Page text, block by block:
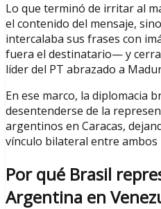
Lo que terminó de irritar al
el contenido del mensaje,
intercalaba sus frases con
fuera el destinatario— y
líder del PT abrazado a
En ese marco, la diplomacia
desentenderse de la
argentinos en Caracas,
vínculo bilateral entre ambos
Por qué Brasil
Argentina en